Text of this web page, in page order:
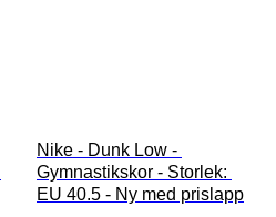
Nike - Dunk Low -
Gymnastikskor - Storlek:
EU 40.5 - Ny med prislapp